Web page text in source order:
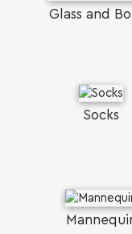
Glass and
Socks